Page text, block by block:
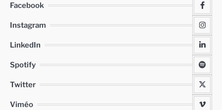
Facebook
Instagram
LinkedIn
Spotify
Twitter
Viméo